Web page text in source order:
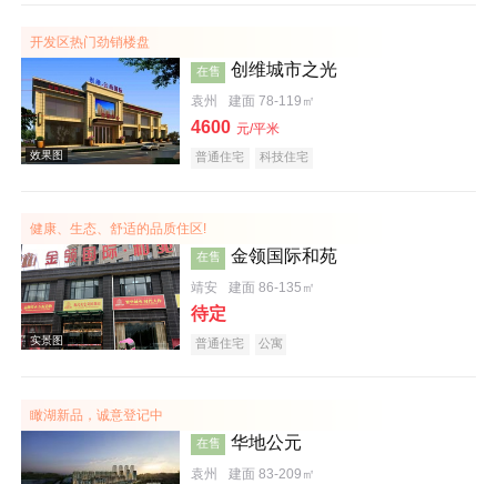
效果图
效果图
开发区热门劲销楼盘
在售 创维城市之光
袁州 建面 78-119㎡
4600 元/平米
普通住宅 科技住宅
健康、生态、舒适的品质住区!
在售 金领国际和苑
靖安 建面 86-135㎡
待定
普通住宅 公寓
瞰湖新品，诚意登记中
在售 华地公元
袁州 建面 83-209㎡